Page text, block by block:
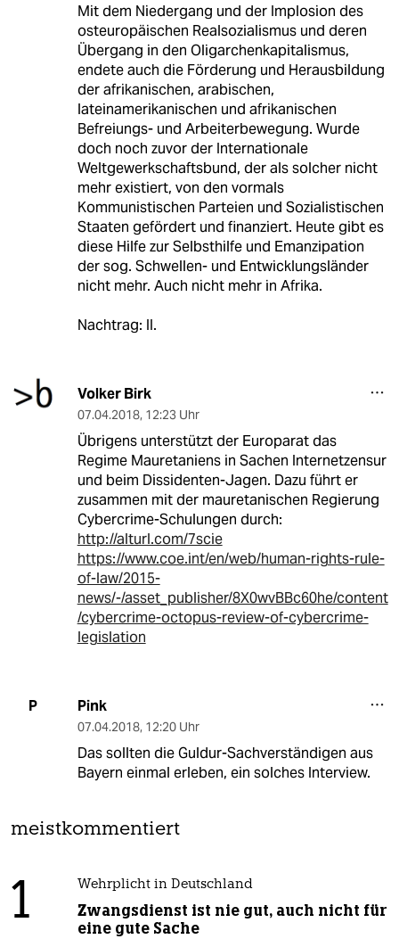
Mit dem Niedergang und der Implosion des
osteuropäischen Realsozialismus und deren
Übergang in den Oligarchenkapitalismus,
endete auch die Förderung und Herausbildung
der afrikanischen, arabischen,
lateinamerikanischen und afrikanischen
Befreiungs- und Arbeiterbewegung. Wurde
doch noch zuvor der Internationale
Weltgewerkschaftsbund, der als solcher nicht
mehr existiert, von den vormals
Kommunistischen Parteien und Sozialistischen
Staaten gefördert und finanziert. Heute gibt es
diese Hilfe zur Selbsthilfe und Emanzipation
der sog. Schwellen- und Entwicklungsländer
nicht mehr. Auch nicht mehr in Afrika.
Nachtrag: II.
Volker Birk
07.04.2018, 12:23 Uhr
Übrigens unterstützt der Europarat das
Regime Mauretaniens in Sachen Internetzensur
und beim Dissidenten-Jagen. Dazu führt er
zusammen mit der mauretanischen Regierung
Cybercrime-Schulungen durch:
http://alturl.com/7scie
https://www.coe.int/en/web/human-rights-rule-
of-law/2015-
news/-/asset_publisher/8X0wvBBc60he/content
/cybercrime-octopus-review-of-cybercrime-
legislation
P Pink
07.04.2018, 12:20 Uhr
Das sollten die Guldur-Sachverständigen aus
Bayern einmal erleben, ein solches Interview.
meistkommentiert
1 Wehrplicht in Deutschland
Zwangsdienst ist nie gut, auch nicht für
eine gute Sache